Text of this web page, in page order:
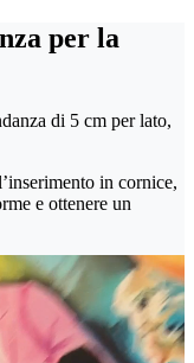
per la
di 5 cm per lato,
in cornice,
e ottenere un